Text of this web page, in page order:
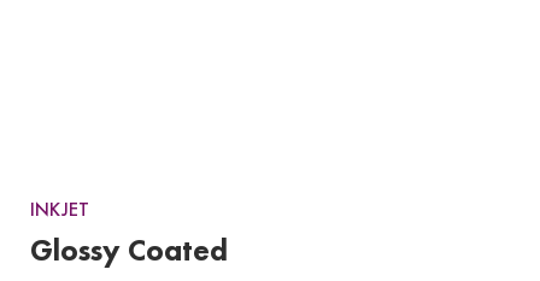
INKJET
Glossy Coated